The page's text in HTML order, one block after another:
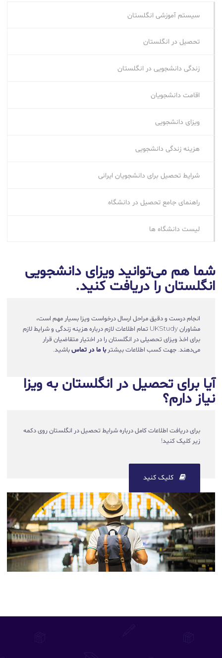
سیستم آموزشی انگلستان
تحصیل در انگلستان
زندگی دانشجویی در انگلستان
اقامت دانشجویان
ویزای دانشجویی
هزینه زندگی دانشجویی
شرایط تحصیل برای دانشجویان ایرانی
راهنمای جامع تحصیل در دانشگاه
لیست دانشگاه ها
شما هم می‌توانید ویزای دانشجویی
انگلستان را دریافت کنید.
انجام درست و دقیق مراحل ارسال درخواست ویزا بسیار مهم است،
مشاوران UKStudy تمام اطلاعات لازم درباره هزینه زندگی و شرایط لازم
برای اخذ ویزای تحصیلی در انگلستان را در اختیار متقاضیان قرار
می‌دهند. جهت کسب اطلاعات بیشتربا ما در تماسباشید.
آیا برای تحصیل در انگلستان به ویزا
نیاز دارم؟
برای دریافت اطلاعات کامل درباره شرایط تحصیل در انگلستان روی دکمه
زیر کلیک کنید!
کلیک کنید